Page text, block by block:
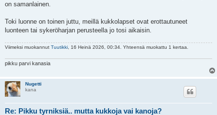
on samanlainen.
Toki luonne on toinen juttu, meillä kukkolapset ovat erottautuneet
luonteen tai sykeröharjan perusteella jo tosi aikaisin.
Viimeksi muokannut Tuutikki, 16 Heinä 2026, 00:34. Yhteensä muokattu 1 kertaa.
pikku parvi kanasia
Nugetti
kana
Re: Pikku tyrniksiä.. mutta kukkoja vai kanoja?